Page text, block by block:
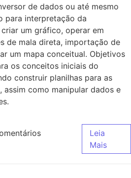
de dados ou até mesmo
para interpretação da
um gráfico, operar em
de mala direta, importação de
um mapa conceitual. Objetivos
os conceitos iniciais do
construir planilhas para as
assim como manipular dados e
Leia
Mais